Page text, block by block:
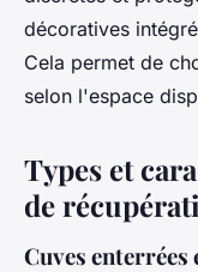
décoratives
Cela permet de
selon l'espace
Types et
de
Cuves enterrées